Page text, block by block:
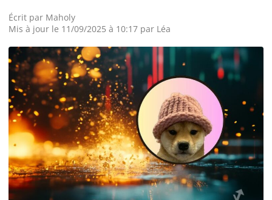
Guides
Acheter Bitcoin
Acheter Ethereum
Prédictions
Cryptomonnaies
Écrit par Maholy
Mis à jour le 11/09/2025 à 10:17 par Léa